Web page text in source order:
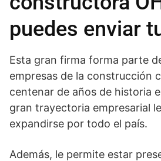
puedes enviar
Esta gran firma forma parte
empresas de la construcción
centenar de años de historia
gran trayectoria empresarial
expandirse por todo el país.
Además, le permite estar